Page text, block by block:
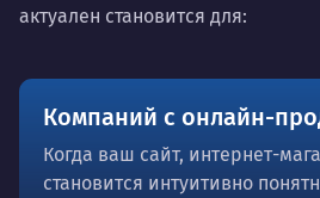
актуален становится для:
Компаний с онлайн-
Когда ваш сайт, интернет-
становится интуитивно